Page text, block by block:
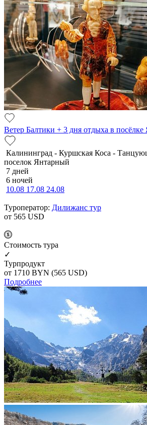
Ветер Балтики + 3 дня отдыха в
Калининград - Куршская Коса -
поселок Янтарный
7 дней
6 ночей
10.08 17.08 24.08
Туроператор: Дилижанс тур
от 565 USD
Cтоимость тура
✓
Турпродукт
от 1710 BYN (565 USD)
Подробнее